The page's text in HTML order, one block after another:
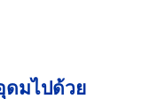
ดมไปด้วย